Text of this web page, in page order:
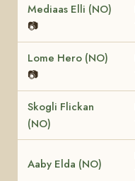
Mediaas Elli (NO)
📷
Lome Hero (NO)
📷
Skogli Flickan
(NO)
Aaby Elda (NO)